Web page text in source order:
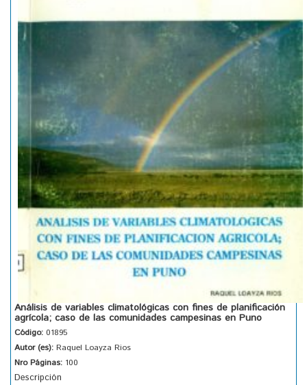
Análisis de variables climatológicas con fines de planificación
agrícola; caso de las comunidades campesinas en Puno
Código: 01895
Autor (es): Raquel Loayza Rios
Nro Páginas: 100
Descripción